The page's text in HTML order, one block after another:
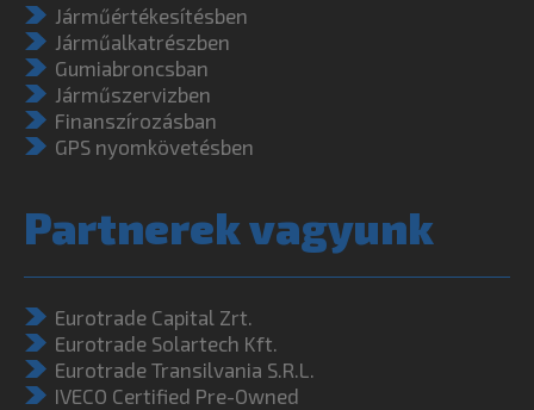
Járműértékesítésben
Járműalkatrészben
Gumiabroncsban
Járműszervizben
Finanszírozásban
GPS nyomkövetésben
Partnerek vagyunk
Eurotrade Capital Zrt.
Eurotrade Solartech Kft.
Eurotrade Transilvania S.R.L.
IVECO Certified Pre-Owned